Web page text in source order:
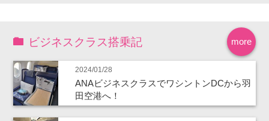
more
ビジネスクラス搭乗記
2024/01/28
ANAビジネスクラスでワシントンDCから羽
田空港へ！